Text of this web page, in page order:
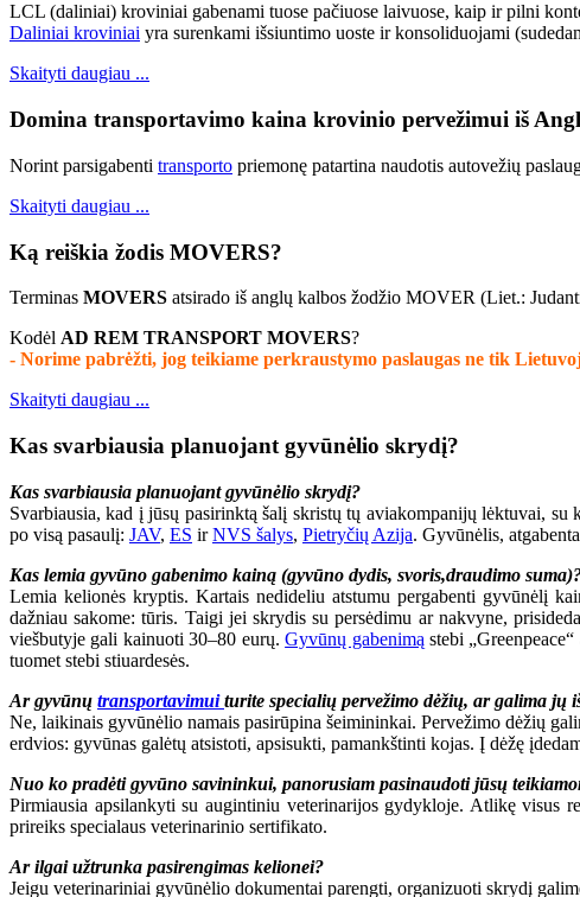
LCL (daliniai) kroviniai gabenami tuose pačiuose laivuose, kaip ir pilni
Daliniai kroviniai yra surenkami išsiuntimo uoste ir konsoliduojami
Skaityti daugiau ...
Domina transportavimo kaina krovinio pervežimui iš
Norint parsigabenti transporto priemonę patartina naudotis autovežių
Skaityti daugiau ...
Ką reiškia žodis MOVERS?
Terminas MOVERS atsirado iš anglų kalbos žodžio MOVER (Liet.:
Kodėl AD REM TRANSPORT MOVERS?
- Norime pabrėžti, jog teikiame perkraustymo paslaugas ne tik
Skaityti daugiau ...
Kas svarbiausia planuojant gyvūnėlio skrydį?
Kas svarbiausia planuojant gyvūnėlio skrydį?
Svarbiausia, kad į jūsų pasirinktą šalį skristų tų aviakompanijų lėktuvai,
po visą pasaulį: JAV, ES irNVS šalys, Pietryčių Azija. Gyvūnėlis,
Kas lemia gyvūno gabenimo kainą (gyvūno dydis, svoris,draudimo
Lemia kelionės kryptis. Kartais nedideliu atstumu pergabenti gyvūnėlį
dažniau sakome: tūris. Taigi jei skrydis su persėdimu ar nakvyne,
viešbutyje gali kainuoti 30–80 eurų.Gyvūnų gabenimą stebi
tuomet stebi stiuardesės.
Ar gyvūnų transportavimuiturite specialių pervežimo dėžių, ar galima jų
Ne, laikinais gyvūnėlio namais pasirūpina šeimininkai. Pervežimo dėžių
erdvios: gyvūnas galėtų atsistoti, apsisukti, pamankštinti kojas. Į dėžę
Nuo ko pradėti gyvūno savininkui, panorusiam pasinaudoti jūsų
Pirmiausia apsilankyti su augintiniu veterinarijos gydykloje. Atlikę visus
prireiks specialaus veterinarinio sertifikato.
Ar ilgai užtrunka pasirengimas kelionei?
Jeigu veterinariniai gyvūnėlio dokumentai parengti, organizuoti skrydį